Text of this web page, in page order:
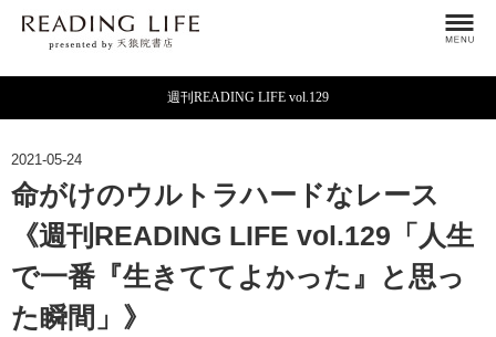
週刊READING LIFE vol.129
2021-05-24
命がけのウルトラハードなレース
《週刊READING LIFE vol.129「人生
で一番『生きててよかった』と思っ
た瞬間」》